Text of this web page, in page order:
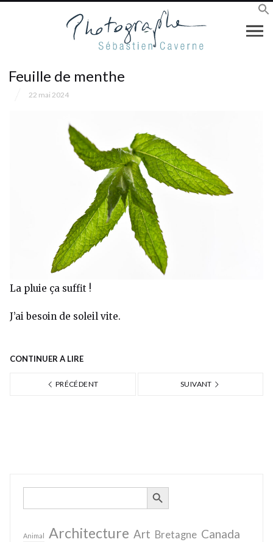
Feuille de menthe
22 mai 2024
La pluie ça suffit !
J’ai besoin de soleil vite.
CONTINUER À LIRE
PRÉCÉDENT SUIVANT
Search
SEARCH BUTTON
Animal Architecture Art Bretagne Canada